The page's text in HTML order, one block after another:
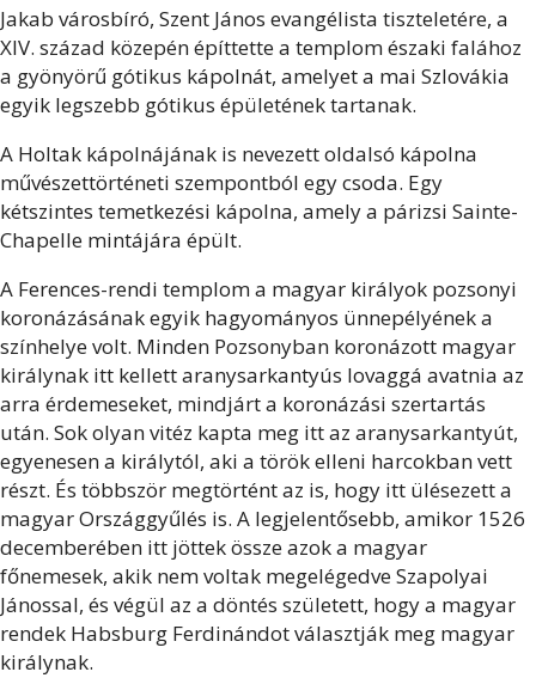
Jakab városbíró, Szent János evangélista tiszteletére, a
XIV. század közepén építtette a templom északi falához
a gyönyörű gótikus kápolnát, amelyet a mai Szlovákia
egyik legszebb gótikus épületének tartanak.
A Holtak kápolnájának is nevezett oldalsó kápolna
művészettörténeti szempontból egy csoda. Egy
kétszintes temetkezési kápolna, amely a párizsi Sainte-
Chapelle mintájára épült.
A Ferences-rendi templom a magyar királyok pozsonyi
koronázásának egyik hagyományos ünnepélyének a
színhelye volt. Minden Pozsonyban koronázott magyar
királynak itt kellett aranysarkantyús lovaggá avatnia az
arra érdemeseket, mindjárt a koronázási szertartás
után. Sok olyan vitéz kapta meg itt az aranysarkantyút,
egyenesen a királytól, aki a török elleni harcokban vett
részt. És többször megtörtént az is, hogy itt ülésezett a
magyar Országgyűlés is. A legjelentősebb, amikor 1526
decemberében itt jöttek össze azok a magyar
főnemesek, akik nem voltak megelégedve Szapolyai
Jánossal, és végül az a döntés született, hogy a magyar
rendek Habsburg Ferdinándot választják meg magyar
királynak.